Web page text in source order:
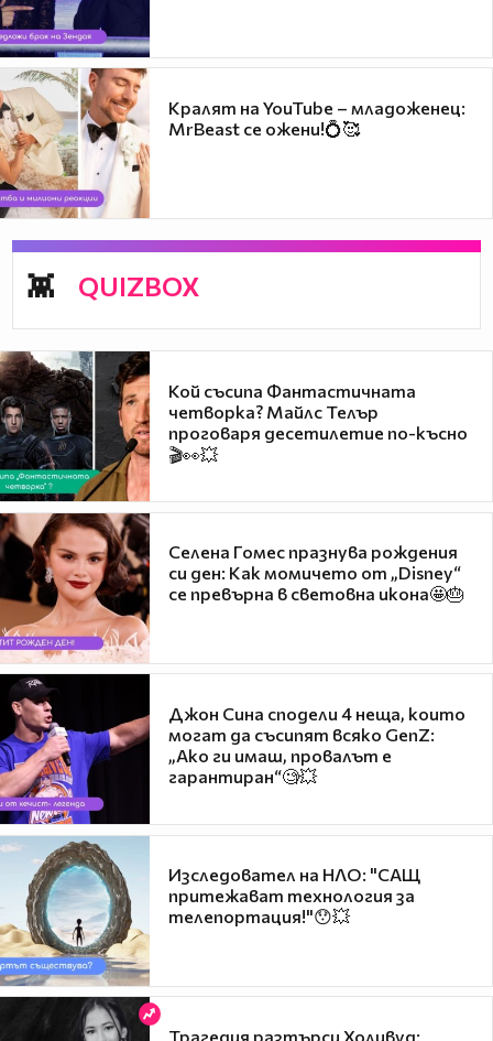
Кралят на YouTube – младоженец:
MrBeast се ожени!💍🥰
Кой съсипа Фантастичната
четворка? Майлс Телър
проговаря десетилетие по-късно
🎬👀💥
Селена Гомес празнува рождения
си ден: Как момичето от „Disney“
се превърна в световна икона🤩🎂
Джон Сина сподели 4 неща, които
могат да съсипят всяко GenZ:
„Ако ги имаш, провалът е
гарантиран“🧐💥
Изследовател на НЛО: "САЩ
притежават технология за
телепортация!"😯💥
Трагедия разтърси Холивуд:
QUIZBOX